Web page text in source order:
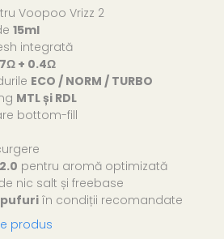
Voopoo Vrizz 2
15ml
integrată
+ 0.4Ω
ECO / NORM / TURBO
MTL și RDL
bottom-fill
pentru aromă optimizată
nic salt și freebase
pufuri în condiții recomandate
produs